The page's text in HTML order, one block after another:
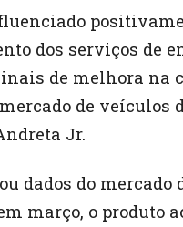
dos serviços de
de melhora na
de veículos
Jr.
dados do mercado
março, o produto